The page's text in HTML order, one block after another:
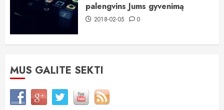
palengvins Jums gyvenimą
2018-02-05 0
MUS GALITE SEKTI